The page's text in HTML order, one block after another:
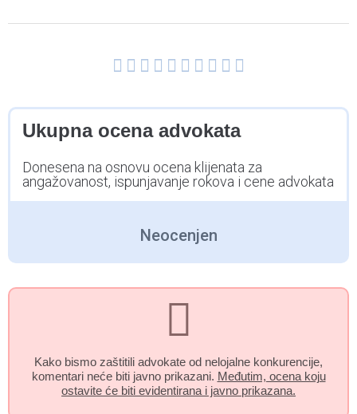
         
Ukupna ocena advokata
Donesena na osnovu ocena klijenata za
angažovanost, ispunjavanje rokova i cene advokata
Neocenjen
Kako bismo zaštitili advokate od nelojalne konkurencije,
komentari neće biti javno prikazani. Međutim, ocena koju
ostavite će biti evidentirana i javno prikazana.